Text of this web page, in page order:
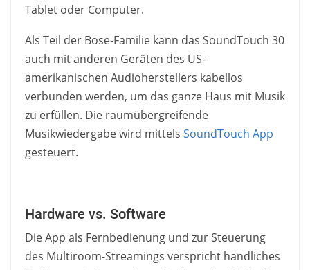
Tablet oder Computer.
Als Teil der Bose-Familie kann das SoundTouch 30
auch mit anderen Geräten des US-
amerikanischen Audioherstellers kabellos
verbunden werden, um das ganze Haus mit Musik
zu erfüllen. Die raumübergreifende
Musikwiedergabe wird mittels SoundTouch App
gesteuert.
Hardware vs. Software
Die App als Fernbedienung und zur Steuerung
des Multiroom-Streamings verspricht handliches